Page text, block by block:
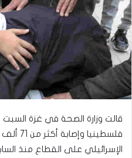
الإسرائيلي على القطاع منذ